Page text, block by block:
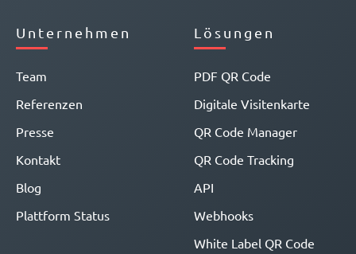
Unternehmen
Team
Referenzen
Presse
Kontakt
Blog
Plattform Status
Lösungen
PDF QR Code
Digitale Visitenkarte
QR Code Manager
QR Code Tracking
API
Webhooks
White Label QR Code